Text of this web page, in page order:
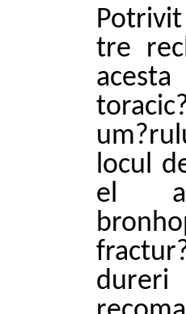
tre
locul
el a